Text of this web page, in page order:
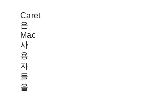
Caret
은
Mac
사
용
자
들
을